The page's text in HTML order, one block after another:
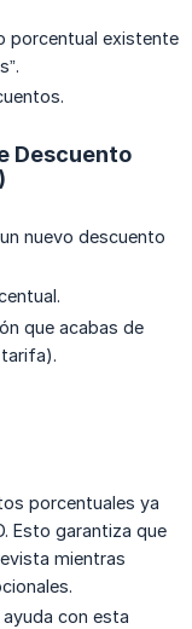
porcentual existente
Descuento
nuevo descuento
que acabas de
porcentuales ya
Esto garantiza que
mientras
con esta